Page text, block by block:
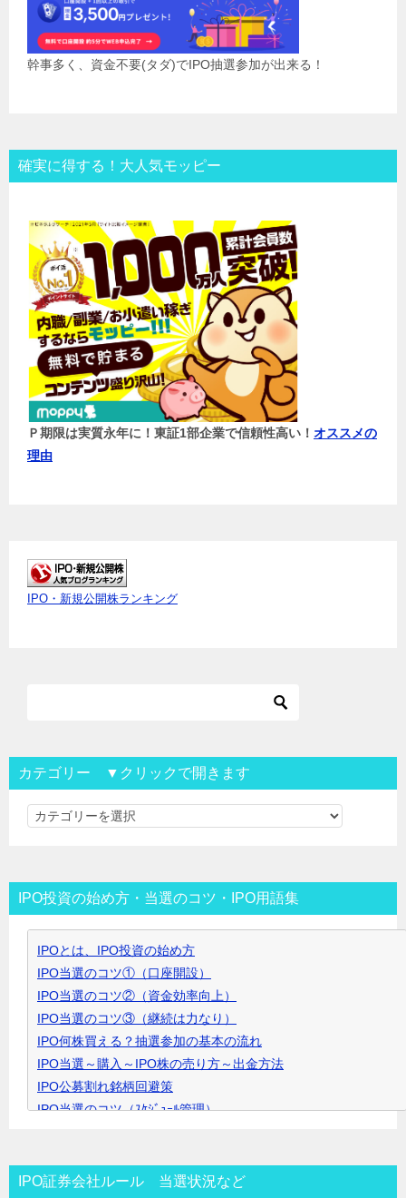
幹事多く、資金不要(タダ)でIPO抽選参加が出来る！
確実に得する！大人気モッピー
Ｐ期限は実質永年に！東証1部企業で信頼性高い！ オススメの
理由
IPO・新規公開株ランキング
カテゴリー ▼クリックで開きます
カ
リ
ー
▼
ク
リ
ッ
ク
で
開
き
ま
IPO投資の始め方・当選のコツ・IPO用語集
IPOとは、IPO投資の始め方
IPO当選のコツ①（口座開設）
IPO当選のコツ②（資金効率向上）
IPO当選のコツ③（継続は力なり）
IPO何株買える？抽選参加の基本の流れ
IPO当選～購入～IPO株の売り方～出金方法
IPO公募割れ銘柄回避策
IPO当選のコツ（ｽｹｼﾞｭｰﾙ管理）
IPO当選のコツ（無理なく継続）
IPO証券会社ルール 当選状況など